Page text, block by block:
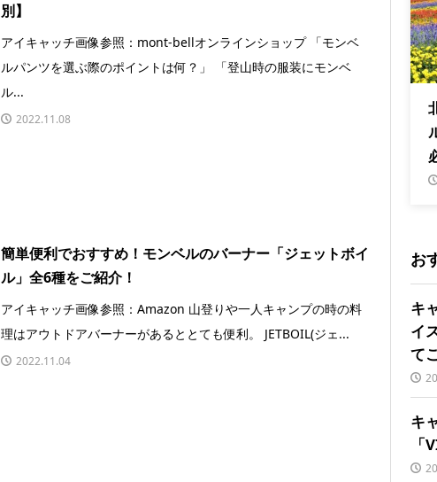
別】
アイキャッチ画像参照：mont-bellオンラインショップ 「モンベ
ルパンツを選ぶ際のポイントは何？」 「登山時の服装にモンベ
ル...
2022.11.08
簡単便利でおすすめ！モンベルのバーナー「ジェットボイ
ル」全6種をご紹介！
アイキャッチ画像参照：Amazon 山登りや一人キャンプの時の料
理はアウトドアバーナーがあるととても便利。 JETBOIL(ジェ...
2022.11.04
お
キ
イ
て
キ